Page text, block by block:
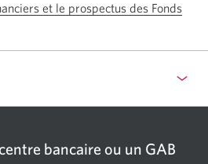
et le prospectus des Fonds
bancaire ou un GAB